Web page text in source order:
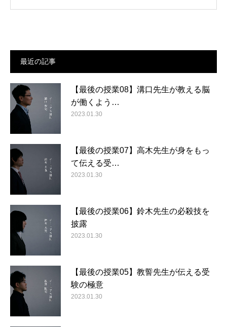
最近の記事
【最後の授業08】溝口先生が教える脳
が働くよう…
2023.01.30
【最後の授業07】高木先生が身をもっ
て伝える受…
2023.01.30
【最後の授業06】鈴木先生の必殺技を
披露
2023.01.30
【最後の授業05】教誓先生が伝える受
験の極意
2023.01.30